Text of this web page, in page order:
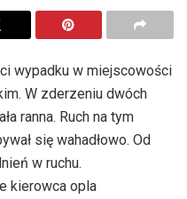
wypadku w miejscowości
W zderzeniu dwóch
ranna. Ruch na tym
się wahadłowo. Od
w ruchu.
kierowca opla